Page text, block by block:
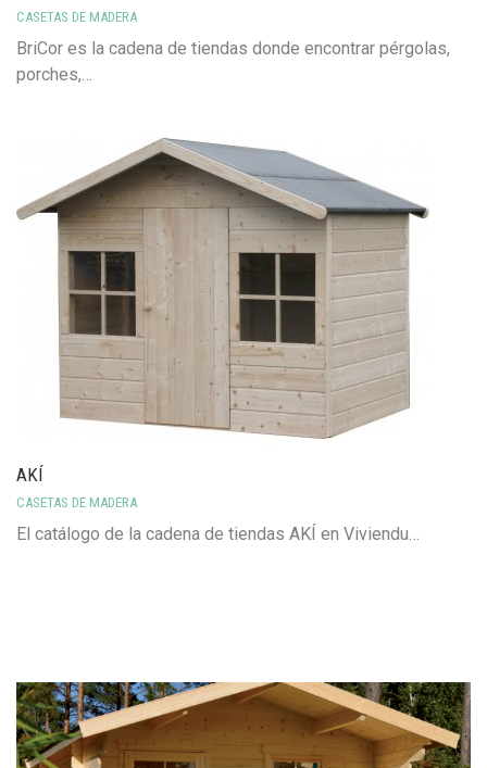
CASETAS DE MADERA
BriCor es la cadena de tiendas donde encontrar pérgolas,
porches,…
AKÍ
CASETAS DE MADERA
El catálogo de la cadena de tiendas AKÍ en Viviendu…